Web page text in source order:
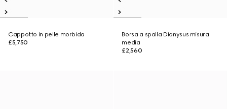
Cappotto in pelle morbida
£5,750
Borsa a spalla Dionysus misura
media
£2,560